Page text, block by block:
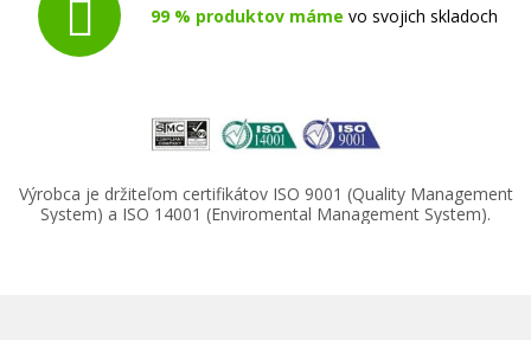
99 % produktov máme vo svojich skladoch
Výrobca je držiteľom certifikátov ISO 9001 (Quality Management
System) a ISO 14001 (Enviromental Management System).